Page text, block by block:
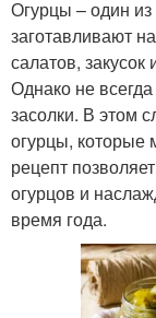
Огурцы – один
заготавливают
салатов, закусок
Однако не
засолки. В этом
огурцы, которые
рецепт
огурцов и
время года.